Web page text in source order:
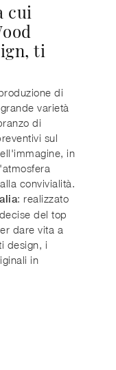
cui
ti
di
varietà
di
sul
in
convivialità.
: realizzato
del top
dare vita a
design, i
in